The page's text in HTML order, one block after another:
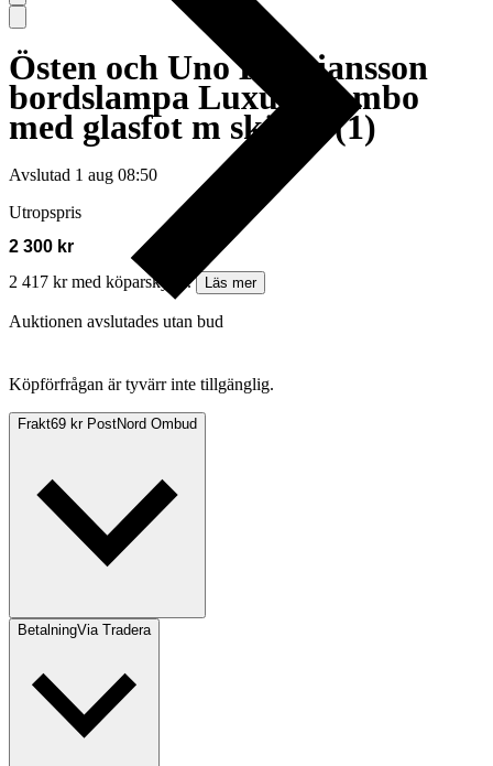
Östen och Uno Kristiansson
bordslampa Luxus Trombo
med glasfot m skärm (1)
Avslutad 1 aug 08:50
Utropspris
2 300 kr
2 417 kr med köparskydd.
Läs mer
Auktionen avslutades utan bud
Köpförfrågan är tyvärr inte tillgänglig.
Frakt69 kr PostNord Ombud
BetalningVia Tradera